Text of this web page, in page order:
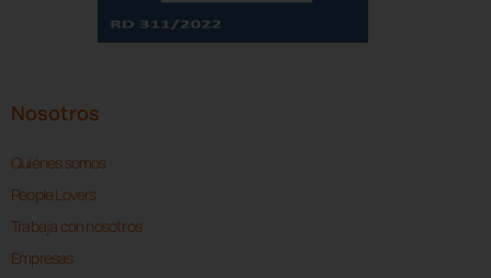
Nosotros
Quiénes somos
People Lovers
Trabaja con nosotros
Empresas